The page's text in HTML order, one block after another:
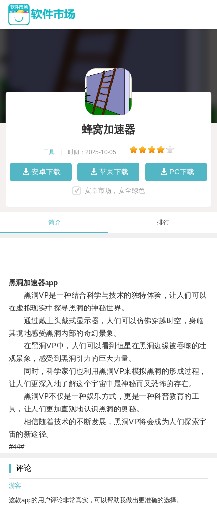
蜂窝加速器
工具 时间：2025-10-05
安卓下载 苹果下载 PC下载
安卓市场，安全绿色
简介 排行
黑洞加速器app
黑洞VP是一种结合科学与技术的独特体验，让人们可以
在虚拟现实中探寻黑洞的神秘世界。
通过戴上头戴式显示器，人们可以仿佛穿越时空，身临
其境地感受黑洞内部的奇幻景象。
在黑洞VP中，人们可以看到恒星在黑洞边缘被吞噬的壮
观景象，感受到黑洞引力的巨大力量。
同时，科学家们也利用黑洞VP来模拟黑洞的形成过程，
让人们更深入地了解这个宇宙中最神秘而又恐怖的存在。
黑洞VP不仅是一种娱乐方式，更是一种科普教育的工
具，让人们更加直观地认识黑洞的奥秘。
相信随着技术的不断发展，黑洞VP将会成为人们探索宇
宙的新途径。
#44#
评论
游客
这款app的用户评论非常真实，可以帮助我做出更准确的选择。